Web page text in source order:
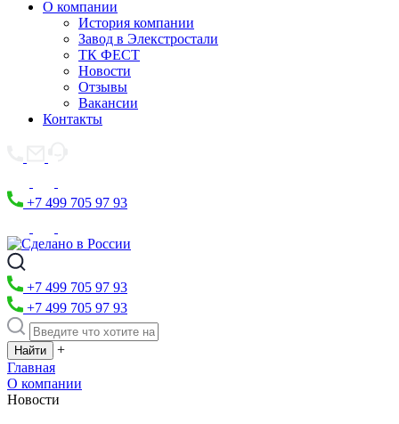
О компании
История компании
Завод в Элекстростали
ТК ФЕСТ
Новости
Отзывы
Вакансии
Контакты
+7 499 705 97 93
+7 499 705 97 93
+7 499 705 97 93
+
Главная
О компании
Новости